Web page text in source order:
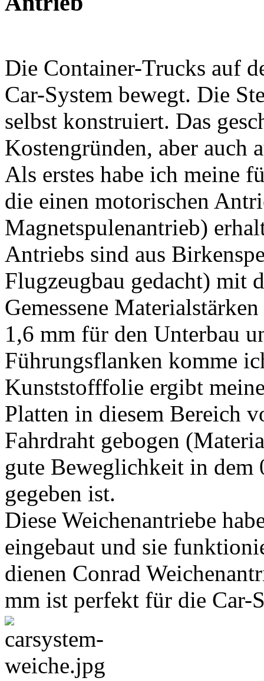
Die Container-Trucks auf
Car-System bewegt. Die
selbst konstruiert. Das
Kostengründen, aber auch
Als erstes habe ich meine
die einen motorischen
Magnetspulenantrieb)
Antriebs sind aus
Flugzeugbau gedacht) mit
Gemessene
1,6 mm für den Unterbau
Führungsflanken komme
Kunststofffolie ergibt
Platten in diesem Bereich
Fahrdraht gebogen
gute Beweglichkeit in dem
gegeben ist.
Diese Weichenantriebe
eingebaut und sie
dienen Conrad
mm ist perfekt für die Car-